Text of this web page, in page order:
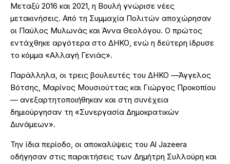
Μεταξύ 2016 και 2021, η Βουλή γνώρισε νέες
μετακινήσεις. Από τη Συμμαχία Πολιτών αποχώρησαν
οι Παύλος Μυλωνάς και Άννα Θεολόγου. Ο πρώτος
εντάχθηκε αργότερα στο ΔΗΚΟ, ενώ η δεύτερη ίδρυσε
το κόμμα «Αλλαγή Γενιάς».
Παράλληλα, οι τρεις βουλευτές του ΔΗΚΟ —Άγγελος
Βότσης, Μαρίνος Μουσιούττας και Γιώργος Προκοπίου
— ανεξαρτητοποιήθηκαν και στη συνέχεια
δημιούργησαν τη «Συνεργασία Δημοκρατικών
Δυνάμεων».
Την ίδια περίοδο, οι αποκαλύψεις του Al Jazeera
οδήγησαν στις παραιτήσεις των Δημήτρη Συλλούρη και